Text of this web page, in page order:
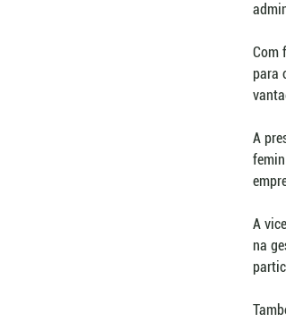
Com
para
A
A
na